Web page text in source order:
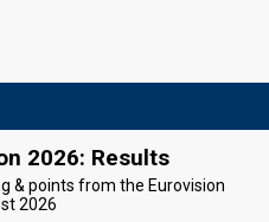
2026: Results
& points from the Eurovision
2026